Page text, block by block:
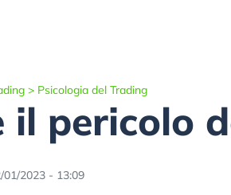
> Psicologia del Trading
pericolo
01/2023 - 13:09